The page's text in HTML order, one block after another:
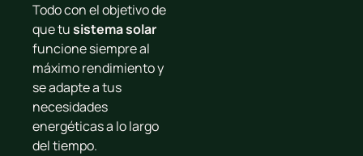
Todo con el objetivo de
que tusistema solar
funcione siempre al
máximo rendimiento y
se adapte a tus
necesidades
energéticas a lo largo
del tiempo.